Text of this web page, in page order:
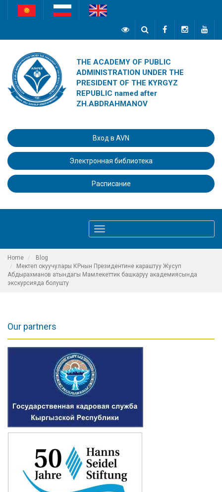
THE ACADEMY OF PUBLIC
ADMINISTRATION UNDER THE
PRESIDENT OF THE KYRGYZ
REPUBLIC named after
ZH.ABDRAHMANOV
Вход в AVN
Электронная библиотека
Расписание
navigation
Home
Blog
Мектеп окуучулары КРнын Президентине караштуу Жусуп
Абдырахманов атындагы Мамлекеттик башкаруу академиясында
экскурсияда болушту
Our partners